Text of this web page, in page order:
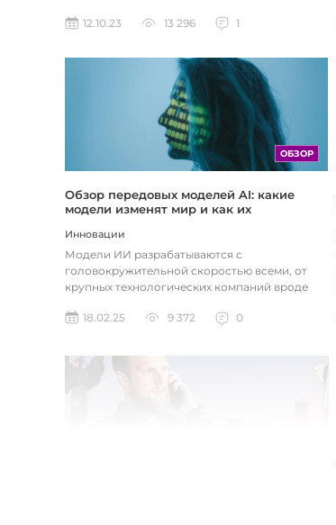
12.10.23
13 296 1
ОБЗОР
Обзор передовых моделей AI: какие
модели изменят мир и как их
Инновации
Модели ИИ разрабатываются с
головокружительной скоростью всеми, от
крупных технологических компаний вроде
Anthropic...
18.02.25 9 372 0